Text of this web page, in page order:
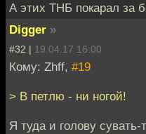
А этих ТНБ покарал за
Digger »
#32 | 19.04.17 16:00
Кому: Zhff, #19
> В петлю - ни ногой!
Я туда и голову